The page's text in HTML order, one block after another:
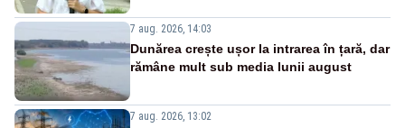
7 aug. 2026, 14:03
Dunărea crește ușor la intrarea în țară, dar
rămâne mult sub media lunii august
7 aug. 2026, 13:02